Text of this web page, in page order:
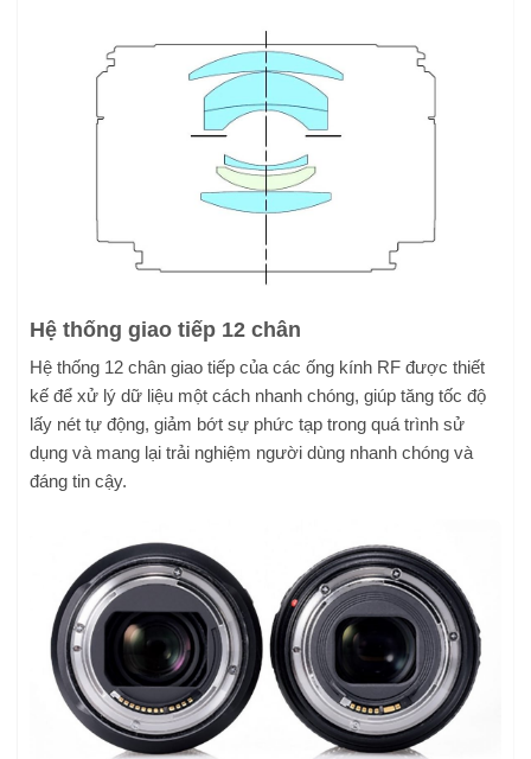
Hệ thống giao tiếp 12 chân
Hệ thống 12 chân giao tiếp của các ống kính RF được thiết
kế để xử lý dữ liệu một cách nhanh chóng, giúp tăng tốc độ
lấy nét tự động, giảm bớt sự phức tạp trong quá trình sử
dụng và mang lại trải nghiệm người dùng nhanh chóng và
đáng tin cậy.